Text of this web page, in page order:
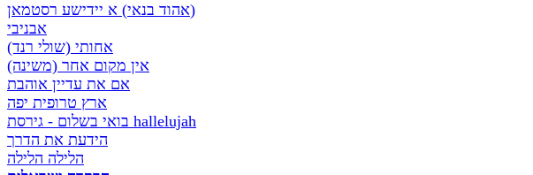
א יידישע רסטמאן‎ (אהוד בנאי)
אבניבי
אחותי (שולי רנד)
אין מקום אחר (משינה)
אם את עדיין אוהבת
ארץ טרופית יפה
בואי בשלום - גירסת hallelujah
הידעת את הדרך
הלילה הלילה